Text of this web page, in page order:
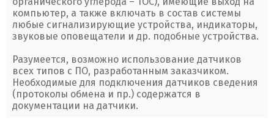
компьютер, а также включать в состав системы
любые сигнализирующие устройства, индикаторы,
звуковые оповещатели и др. подобные устройства.
Разумеется, возможно использование датчиков
всех типов с ПО, разработанным заказчиком.
Необходимые для подключения датчиков сведения
(протоколы обмена и пр.) содержатся в
документации на датчики.